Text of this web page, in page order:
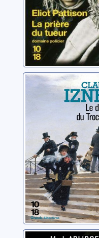
Le dragon du
Trocadéro
Izner, Claude